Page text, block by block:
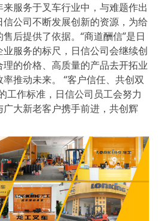
服务于叉车行业中，与难题作出
公司不断发展创新的资源，为给
后提供了依据。“商道酬信”是日
服务的标尺，日信公司会继续创
的价格、高质量的产品去开拓业
推动未来。 “客户信任、共创双
工作标准，日信公司员工会努力
大新老客户携手前进，共创辉